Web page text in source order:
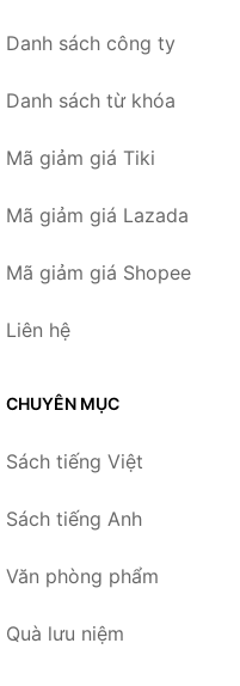
Danh sách công ty
Danh sách từ khóa
Mã giảm giá Tiki
Mã giảm giá Lazada
Mã giảm giá Shopee
Liên hệ
CHUYÊN MỤC
Sách tiếng Việt
Sách tiếng Anh
Văn phòng phẩm
Quà lưu niệm